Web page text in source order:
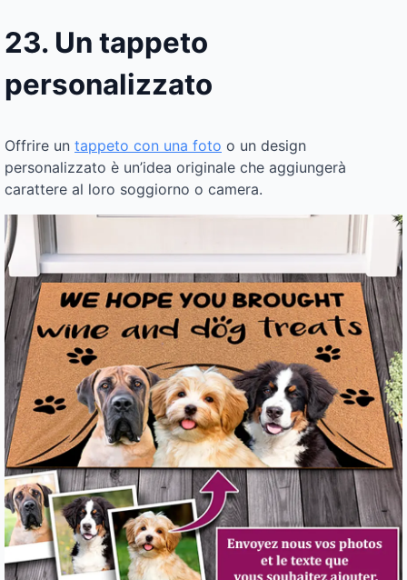
23. Un tappeto
personalizzato
Offrire un tappeto con una foto o un design
personalizzato è un’idea originale che aggiungerà
carattere al loro soggiorno o camera.